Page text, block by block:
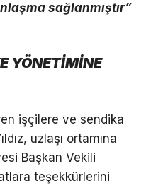
sağlanmıştır”
YÖNETİMİNE
işçilere ve sendika
uzlaşı ortamına
Başkan Vekili
teşekkürlerini